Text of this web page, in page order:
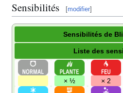
Sensibilités [modifier]
Sensibilités de
Liste des
× ½ × 2